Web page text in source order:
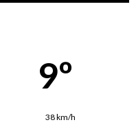
9º
38 km/h